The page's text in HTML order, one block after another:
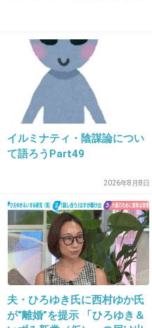
28. 匿名 2012/12/22(土) 08:26:50
藤井フミヤ ＴＲＵＥ
29. 匿名2012/12/22(土) 08:27:16
真夏の果実
サザンオールスターズ
素晴らしく綺麗なメロ
イルミナティ・陰謀論につい
て語ろうPart49
2026年8月8日
夫・ひろゆき氏に西村ゆか氏
が“離婚”を提示 「ひろゆき＆